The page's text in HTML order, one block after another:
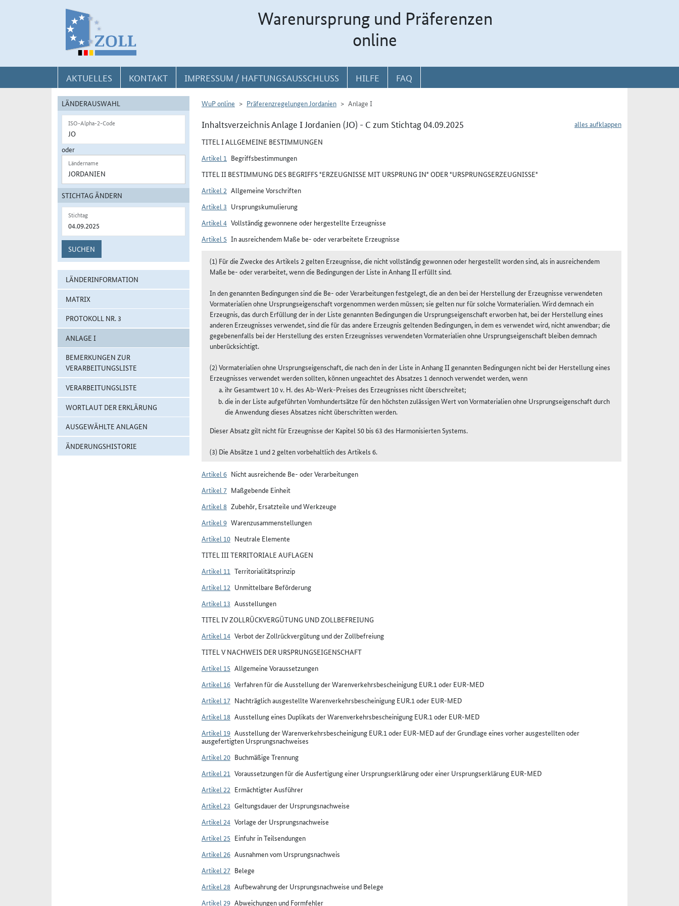
Warenursprung und Präferenzen
online
AKTUELLES KONTAKT IMPRESSUM / HAFTUNGSAUSSCHLUSS HILFE FAQ
LÄNDERAUSWAHL
ISO-Alpha-2-Code
oder
Ländername
STICHTAG ÄNDERN
Stichtag
SUCHEN
LÄNDERINFORMATION
MATRIX
PROTOKOLL NR. 3
ANLAGE I
BEMERKUNGEN ZUR
VERARBEITUNGSLISTE
VERARBEITUNGSLISTE
WORTLAUT DER ERKLÄRUNG
AUSGEWÄHLTE ANLAGEN
ÄNDERUNGSHISTORIE
WuP online Präferenzregelungen Jordanien Anlage I
alles aufklappen
Inhaltsverzeichnis Anlage I Jordanien (JO) - C zum Stichtag 04.09.2025
TITEL I ALLGEMEINE BESTIMMUNGEN
Artikel 1 Begriffsbestimmungen
TITEL II BESTIMMUNG DES BEGRIFFS "ERZEUGNISSE MIT URSPRUNG IN" ODER "URSPRUNGSERZEUGNISSE"
Artikel 2 Allgemeine Vorschriften
Artikel 3 Ursprungskumulierung
Artikel 4 Vollständig gewonnene oder hergestellte Erzeugnisse
Artikel 5 In ausreichendem Maße be- oder verarbeitete Erzeugnisse
(1) Für die Zwecke des Artikels 2 gelten Erzeugnisse, die nicht vollständig gewonnen oder hergestellt worden sind, als in ausreichendem
Maße be- oder verarbeitet, wenn die Bedingungen der Liste in Anhang II erfüllt sind.
In den genannten Bedingungen sind die Be- oder Verarbeitungen festgelegt, die an den bei der Herstellung der Erzeugnisse verwendeten
Vormaterialien ohne Ursprungseigenschaft vorgenommen werden müssen; sie gelten nur für solche Vormaterialien. Wird demnach ein
Erzeugnis, das durch Erfüllung der in der Liste genannten Bedingungen die Ursprungseigenschaft erworben hat, bei der Herstellung eines
anderen Erzeugnisses verwendet, sind die für das andere Erzeugnis geltenden Bedingungen, in dem es verwendet wird, nicht anwendbar; die
gegebenenfalls bei der Herstellung des ersten Erzeugnisses verwendeten Vormaterialien ohne Ursprungseigenschaft bleiben demnach
unberücksichtigt.
(2) Vormaterialien ohne Ursprungseigenschaft, die nach den in der Liste in Anhang II genannten Bedingungen nicht bei der Herstellung eines
Erzeugnisses verwendet werden sollten, können ungeachtet des Absatzes 1 dennoch verwendet werden, wenn
ihr Gesamtwert 10 v. H. des Ab-Werk-Preises des Erzeugnisses nicht überschreitet;
die in der Liste aufgeführten Vomhundertsätze für den höchsten zulässigen Wert von Vormaterialien ohne Ursprungseigenschaft durch
die Anwendung dieses Absatzes nicht überschritten werden.
Dieser Absatz gilt nicht für Erzeugnisse der Kapitel 50 bis 63 des Harmonisierten Systems.
(3) Die Absätze 1 und 2 gelten vorbehaltlich des Artikels 6.
Artikel 6 Nicht ausreichende Be- oder Verarbeitungen
Artikel 7 Maßgebende Einheit
Artikel 8 Zubehör, Ersatzteile und Werkzeuge
Artikel 9 Warenzusammenstellungen
Artikel 10 Neutrale Elemente
TITEL III TERRITORIALE AUFLAGEN
Artikel 11 Territorialitätsprinzip
Artikel 12 Unmittelbare Beförderung
Artikel 13 Ausstellungen
TITEL IV ZOLLRÜCKVERGÜTUNG UND ZOLLBEFREIUNG
Artikel 14 Verbot der Zollrückvergütung und der Zollbefreiung
TITEL V NACHWEIS DER URSPRUNGSEIGENSCHAFT
Artikel 15 Allgemeine Voraussetzungen
Artikel 16 Verfahren für die Ausstellung der Warenverkehrsbescheinigung EUR.1 oder EUR-MED
Artikel 17 Nachträglich ausgestellte Warenverkehrsbescheinigung EUR.1 oder EUR-MED
Artikel 18 Ausstellung eines Duplikats der Warenverkehrsbescheinigung EUR.1 oder EUR-MED
Artikel 19 Ausstellung der Warenverkehrsbescheinigung EUR.1 oder EUR-MED auf der Grundlage eines vorher ausgestellten oder
ausgefertigten Ursprungsnachweises
Artikel 20 Buchmäßige Trennung
Artikel 21 Voraussetzungen für die Ausfertigung einer Ursprungserklärung oder einer Ursprungserklärung EUR-MED
Artikel 22 Ermächtigter Ausführer
Artikel 23 Geltungsdauer der Ursprungsnachweise
Artikel 24 Vorlage der Ursprungsnachweise
Artikel 25 Einfuhr in Teilsendungen
Artikel 26 Ausnahmen vom Ursprungsnachweis
Artikel 27 Belege
Artikel 28 Aufbewahrung der Ursprungsnachweise und Belege
Artikel 29 Abweichungen und Formfehler